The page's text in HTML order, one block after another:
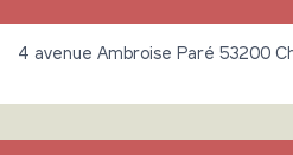
4 avenue Ambroise Paré 53200